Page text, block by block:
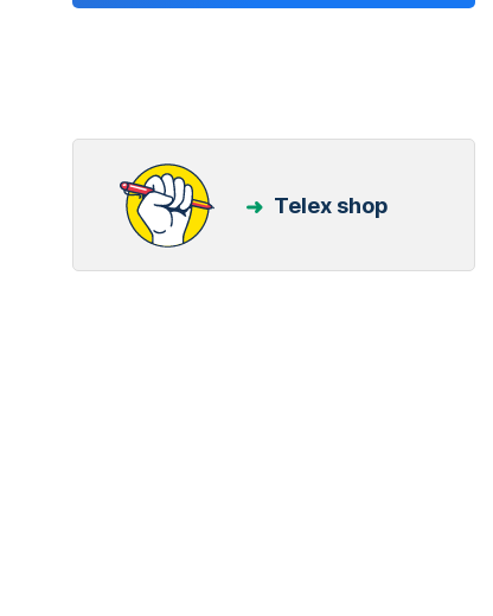
Telex shop